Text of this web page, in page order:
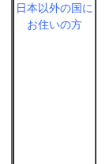
日本以外の国に
お住いの方